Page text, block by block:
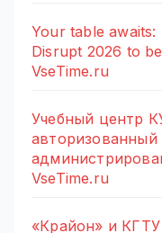
Your table
Disrupt 2026 to
VseTime.ru
Учебный центр
авторизованный
VseTime.ru
«Крайон» и